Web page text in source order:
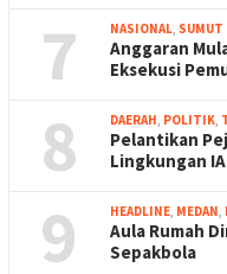
7 NASIONAL, SUMUT
Anggaran
Eksekusi
8 DAERAH, POLITIK,
Pelantikan
Lingkungan
9 HEADLINE, MEDAN,
Aula Rumah
Sepakbola